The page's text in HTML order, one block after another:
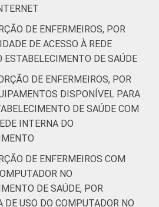
a disponibilidade.
- fev 2013 / ago 2013
DE ENFERMEIROS, POR
DE ACESSO À REDE
ESTABELECIMENTO DE SAÚDE
DE ENFERMEIROS, POR
DISPONÍVEL PARA
DE SAÚDE COM
INTERNA DO
DE ENFERMEIROS COM
NO
DE SAÚDE, POR
DE USO DO COMPUTADOR NO